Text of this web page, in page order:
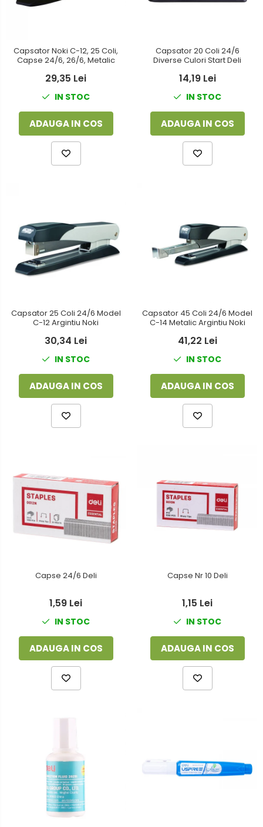
Capsator Noki C-12, 25 Coli,
Capse 24/6, 26/6, Metalic
29,35 Lei
IN STOC
ADAUGA IN COS
Capsator 20 Coli 24/6
Diverse Culori Start Deli
14,19 Lei
IN STOC
ADAUGA IN COS
Capsator 25 Coli 24/6 Model
C-12 Argintiu Noki
30,34 Lei
IN STOC
ADAUGA IN COS
Capsator 45 Coli 24/6 Model
C-14 Metalic Argintiu Noki
41,22 Lei
IN STOC
ADAUGA IN COS
Capse 24/6 Deli
1,59 Lei
IN STOC
ADAUGA IN COS
Capse Nr 10 Deli
1,15 Lei
IN STOC
ADAUGA IN COS